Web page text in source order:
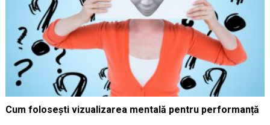
Cum folosești vizualizarea mentală pentru performanță